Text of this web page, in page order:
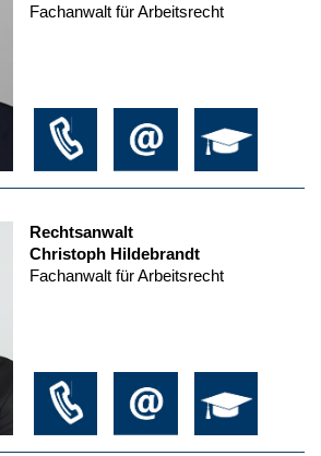
Fachanwalt für Arbeitsrecht
Rechtsanwalt
Christoph Hildebrandt
Fachanwalt für Arbeitsrecht